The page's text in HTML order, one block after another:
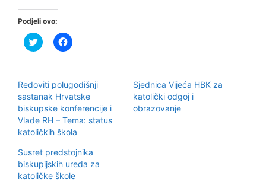
Podjeli ovo:
P
o
l
i
n
a
T
w
i
t
e
r
u
(
K
l
p
o
d
i
j
e
l
t
e
n
a
F
Redoviti polugodišnji
sastanak Hrvatske
biskupske konferencije i
Vlade RH – Tema: status
katoličkih škola
Sjednica Vijeća HBK za
katolički odgoj i
obrazovanje
Susret predstojnika
biskupijskih ureda za
katoličke škole